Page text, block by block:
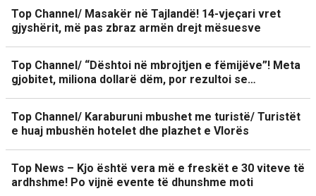
Top Channel/ Masakër në Tajlandë! 14-vjeçari vret
gjyshërit, më pas zbraz armën drejt mësuesve
Top Channel/ “Dështoi në mbrojtjen e fëmijëve”! Meta
gjobitet, miliona dollarë dëm, por rezultoi se…
Top Channel/ Karaburuni mbushet me turistë/ Turistët
e huaj mbushën hotelet dhe plazhet e Vlorës
Top News – Kjo është vera më e freskët e 30 viteve të
ardhshme! Po vijnë evente të dhunshme moti